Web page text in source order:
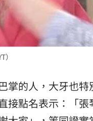
掌的人，大牙也
接點名表示：「